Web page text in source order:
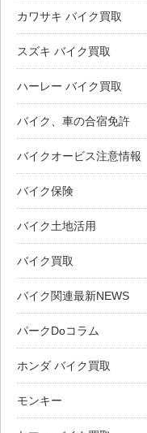
カワサキ バイク買取
スズキ バイク買取
ハーレー バイク買取
バイク、車の合宿免許
バイクオービス注意情報
バイク保険
バイク土地活用
バイク買取
バイク関連最新NEWS
パークDoコラム
ホンダ バイク買取
モンキー